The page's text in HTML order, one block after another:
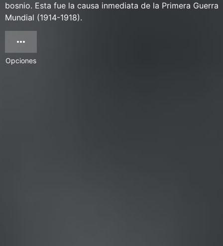
bosnio. Esta fue la causa inmediata de la Primera Guerra
Mundial (1914-1918).
Opciones